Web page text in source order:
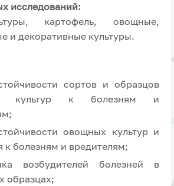
исследований:
картофель, овощные,
и декоративные культуры.
сортов и образцов
культур к болезням и
овощных культур и
к болезням и вредителям;
возбудителей болезней в
образцах;